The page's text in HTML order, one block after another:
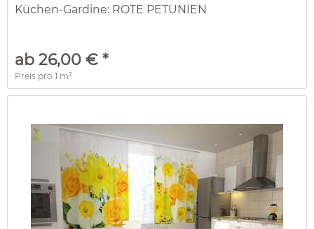
Küchen-Gardine: ROTE PETUNIEN
ab 26,00 € *
Preis pro1 m²